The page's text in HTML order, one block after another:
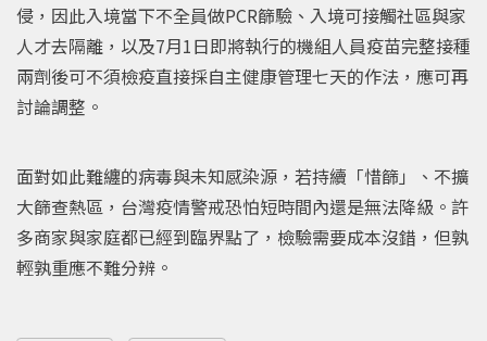
侵，因此入境當下不全員做PCR篩驗、入境可接觸社區與家
人才去隔離，以及7月1日即將執行的機組人員疫苗完整接種
兩劑後可不須檢疫直接採自主健康管理七天的作法，應可再
討論調整。
面對如此難纏的病毒與未知感染源，若持續「惜篩」、不擴
大篩查熱區，台灣疫情警戒恐怕短時間內還是無法降級。許
多商家與家庭都已經到臨界點了，檢驗需要成本沒錯，但孰
輕孰重應不難分辨。